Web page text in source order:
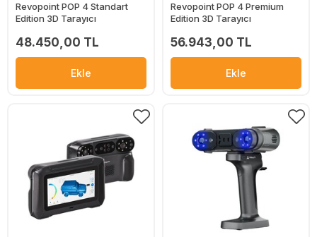
Revopoint POP 4 Standart
Edition 3D Tarayıcı
48.450,00 TL
Ekle
Revopoint POP 4 Premium
Edition 3D Tarayıcı
56.943,00 TL
Ekle